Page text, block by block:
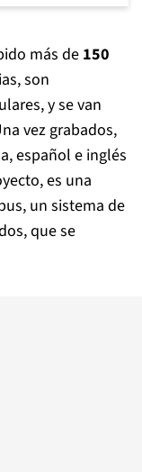
más de 150
son
y se van
vez grabados,
español e inglés
es una
un sistema de
que se